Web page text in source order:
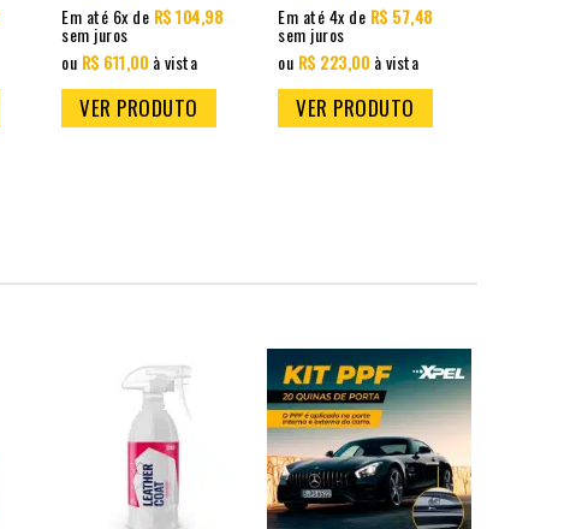
Em até 6x de R$ 104,98
sem juros
ou R$ 611,00à vista
VER PRODUTO
Em até 4x de R$ 57,48
sem juros
ou R$ 223,00 à vista
VER PRODUTO